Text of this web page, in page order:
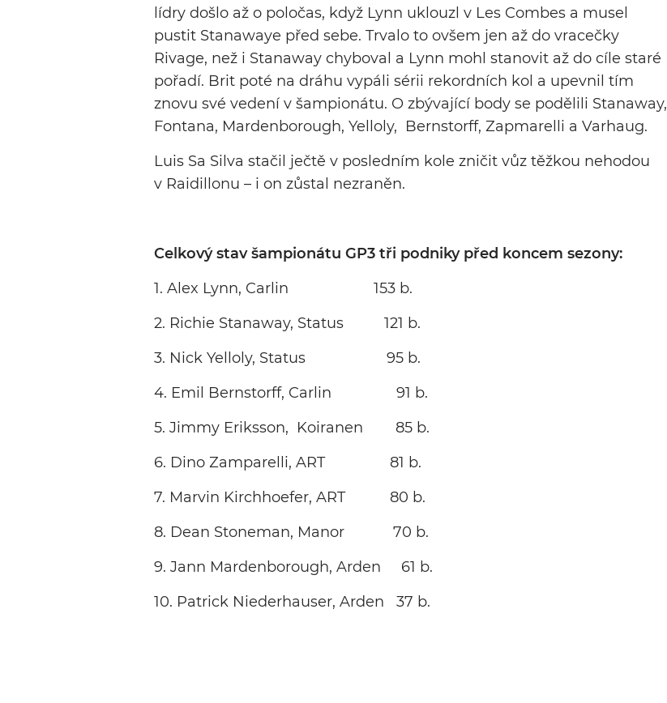
lídry došlo až o poločas, když Lynn uklouzl v Les Combes a musel
pustit Stanawaye před sebe. Trvalo to ovšem jen až do vracečky
Rivage, než i Stanaway chyboval a Lynn mohl stanovit až do cíle staré
pořadí. Brit poté na dráhu vypáli sérii rekordních kol a upevnil tím
znovu své vedení v šampionátu. O zbývající body se podělili Stanaway,
Fontana, Mardenborough, Yelloly, Bernstorff, Zapmarelli a Varhaug.
Luis Sa Silva stačil ječtě v posledním kole zničit vůz těžkou nehodou
v Raidillonu – i on zůstal nezraněn.
Celkový stav šampionátu GP3 tři podniky před koncem sezony:
1. Alex Lynn, Carlin 153 b.
2. Richie Stanaway, Status 121 b.
3. Nick Yelloly, Status 95 b.
4. Emil Bernstorff, Carlin 91 b.
5. Jimmy Eriksson, Koiranen 85 b.
6. Dino Zamparelli, ART 81 b.
7. Marvin Kirchhoefer, ART 80 b.
8. Dean Stoneman, Manor 70 b.
9. Jann Mardenborough, Arden 61 b.
10. Patrick Niederhauser, Arden 37 b.